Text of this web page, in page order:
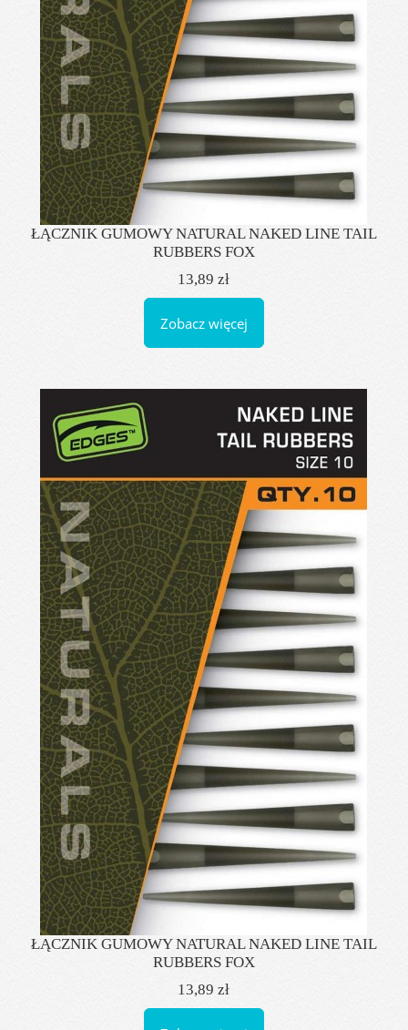
ŁĄCZNIK GUMOWY NATURAL NAKED LINE TAIL
RUBBERS FOX
13,89 zł
Zobacz więcej
ŁĄCZNIK GUMOWY NATURAL NAKED LINE TAIL
RUBBERS FOX
13,89 zł